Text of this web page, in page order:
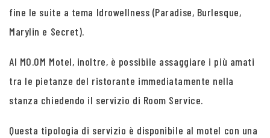
fine le suite a tema Idrowellness (Paradise, Burlesque,
Marylin e Secret).
Al MO.OM Motel, inoltre, è possibile assaggiare i più amati
tra le pietanze del ristorante immediatamente nella
stanza chiedendo il servizio di Room Service.
Questa tipologia di servizio è disponibile al motel con una